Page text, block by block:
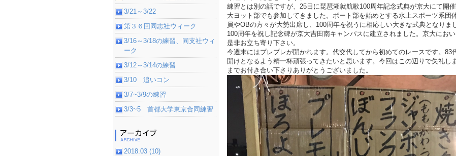
練習とは別の話ですが、25日に琵琶湖就航歌100周年記念式典が京大にて開
大ヨット部でも参加してきました。ボート部を始めとする水上スポーツ系団
員やOBの方々が大勢出席し、100周年を祝うに相応しい大きな式典となりま
100周年を祝し記念碑が京大吉田南キャンパスに建立されました。京大にお
是非お立ち寄り下さい。
今週末にはプレプレが開かれます。代交代してから初めてのレースです。83
開けとなるよう精一杯頑張ってきたいと思います。今回はこの辺りで失礼し
までお付き合い下さりありがとうございました。
3/21～3/22
第３６回同志社ウィーク
3/16～3/18の練習、同支社ウィ
ーク
3/12～3/14の練習
3/10 追いコン
3/7~3/9の練習
3/3~5 首都大学東京合同練習
2018.03 (10)